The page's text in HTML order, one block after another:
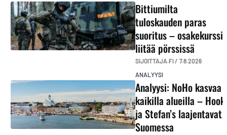
Bittiumilta
tuloskauden paras
suoritus – osakekurssi
liitää pörssissä
SIJOITTAJA.FI / 7.8.2026
ANALYYSI
Analyysi: NoHo kasvaa
kaikilla alueilla – Hook
ja Stefan’s laajentavat
Suomessa